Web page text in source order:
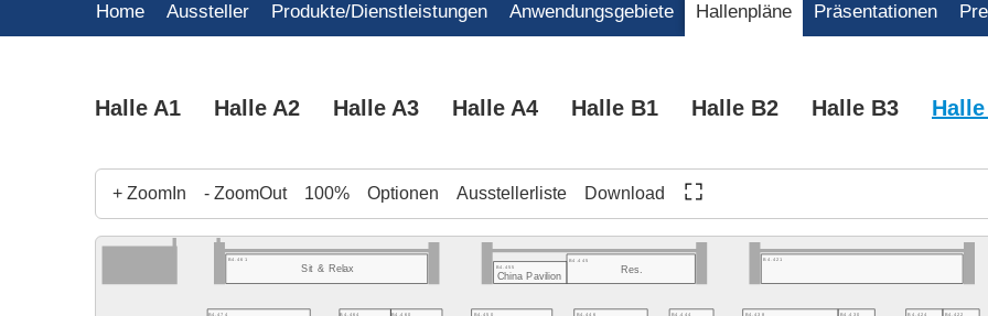
Home Aussteller Produkte/Dienstleistungen Anwendungsgebiete Hallenpläne Präsentationen
Halle A1 Halle A2 Halle A3 Halle A4 Halle B1 Halle B2 Halle B3
+ ZoomIn - ZoomOut 100% Optionen Ausstellerliste Download
B4.474 B4.446 B4.422
B4.438 B4.430
B4.450 B4.444 B4.424
B4.464 B4.460
B4.455
China Pavilion
B4.445
Res.
B4.461
Sit & Relax
B4.421